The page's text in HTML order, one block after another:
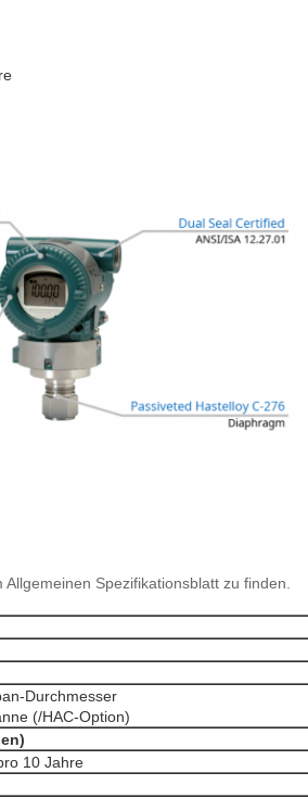
Spezifikationsblatt zu finden.
Durchmesser
(/HAC-Option)
10 Jahre